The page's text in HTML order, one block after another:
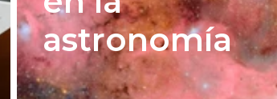
astronomía